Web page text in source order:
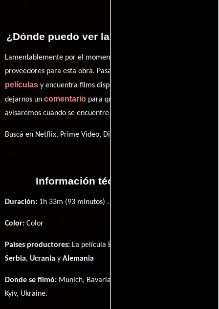
¿Dónde puedo ver la películas Eastalgia?
Lamentablemente por el momento no contamos con enlaces a
proveedores para esta obra. Pasa por nuestro catálogo de
películas y encuentra films disponibles. También puedes
dejarnos un comentario para que le demos prioridad y te
avisaremos cuando se encuentre disponible
Buscá en Netflix, Prime Video, Disney+
Información técnica y general
Duración: 1h 33m (93 minutos) .
Color: Color
Paises productores: La película Eastalgia fué producida en
Serbia, Ucrania y Alemania
Donde se filmó: Munich, Bavaria, Germany, Belgrade, Serbia y
Kyiv, Ukraine.